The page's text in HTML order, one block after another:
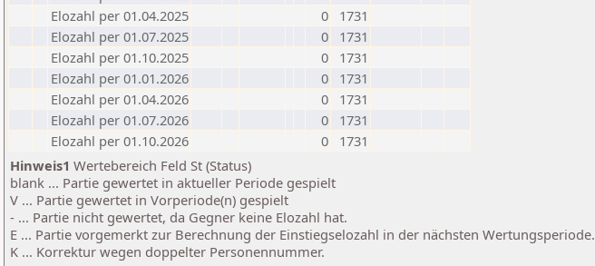
Elozahl per 01.04.2025
0
1731
Elozahl per 01.07.2025
0
1731
Elozahl per 01.10.2025
0
1731
Elozahl per 01.01.2026
0
1731
Elozahl per 01.04.2026
0
1731
Elozahl per 01.07.2026
0
1731
Elozahl per 01.10.2026
0
1731
Hinweis1 Wertebereich Feld St (Status)
blank ... Partie gewertet in aktueller Periode gespielt
V ... Partie gewertet in Vorperiode(n) gespielt
- ... Partie nicht gewertet, da Gegner keine Elozahl hat.
E ... Partie vorgemerkt zur Berechnung der Einstiegselozahl in der nächsten Wertungsperiode.
K ... Korrektur wegen doppelter Personennummer.